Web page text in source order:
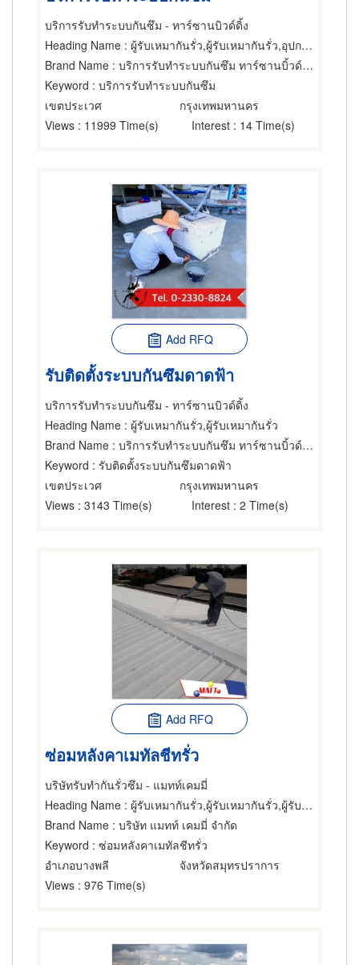
บริการรับทำระบบกันซึม - ทาร์ซานบิวด์ดิ้ง
Heading Name : ผู้รับเหมากันรั่ว,ผู้รับเหมากันรั่ว,อุปกรณ์และวัสดุกันรั่ว
Brand Name : บริการรับทำระบบกันซึม ทาร์ซานบิ้วด์ดิ้ง
Keyword : บริการรับทำระบบกันซึม
เขตประเวศ
กรุงเทพมหานคร
Views : 11999 Time(s) Interest : 14 Time(s)
Add RFQ
รับติดตั้งระบบกันซึมดาดฟ้า
บริการรับทำระบบกันซึม - ทาร์ซานบิวด์ดิ้ง
Heading Name : ผู้รับเหมากันรั่ว,ผู้รับเหมากันรั่ว
Brand Name : บริการรับทำระบบกันซึม ทาร์ซานบิ้วด์ดิ้ง
Keyword : รับติดตั้งระบบกันซึมดาดฟ้า
เขตประเวศ
กรุงเทพมหานคร
Views : 3143 Time(s) Interest : 2 Time(s)
Add RFQ
ซ่อมหลังคาเมทัลชีทรั่ว
บริษัทรับทำกันรั่วซึม - แมทท์เคมมี่
Heading Name : ผู้รับเหมากันรั่ว,ผู้รับเหมากันรั่ว,ผู้รับเหมากันรั่ว
Brand Name : บริษัท แมทท์ เคมมี่ จำกัด
Keyword : ซ่อมหลังคาเมทัลชีทรั่ว
อำเภอบางพลี
จังหวัดสมุทรปราการ
Views : 976 Time(s)